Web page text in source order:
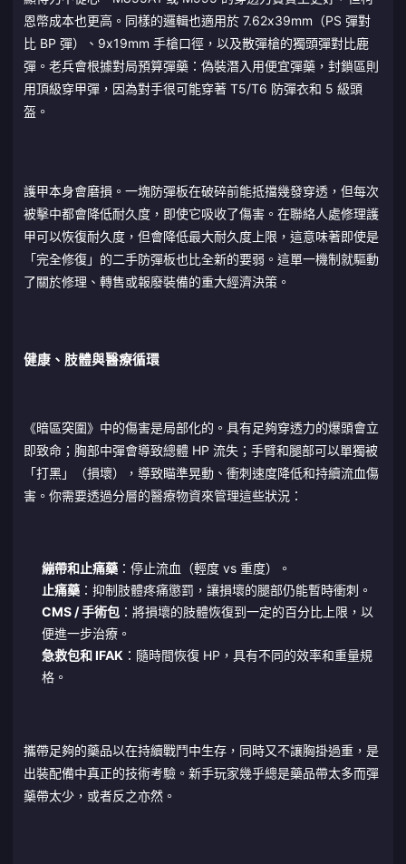
恩幣成本也更高。同樣的邏輯也適用於 7.62x39mm（PS 彈對
比 BP 彈）、9x19mm 手槍口徑，以及散彈槍的獨頭彈對比鹿
彈。老兵會根據對局預算彈藥：偽裝潛入用便宜彈藥，封鎖區則
用頂級穿甲彈，因為對手很可能穿著 T5/T6 防彈衣和 5 級頭
盔。
護甲本身會磨損。一塊防彈板在破碎前能抵擋幾發穿透，但每次
被擊中都會降低耐久度，即使它吸收了傷害。在聯絡人處修理護
甲可以恢復耐久度，但會降低最大耐久度上限，這意味著即使是
「完全修復」的二手防彈板也比全新的要弱。這單一機制就驅動
了關於修理、轉售或報廢裝備的重大經濟決策。
健康、肢體與醫療循環
《暗區突圍》中的傷害是局部化的。具有足夠穿透力的爆頭會立
即致命；胸部中彈會導致總體 HP 流失；手臂和腿部可以單獨被
「打黑」（損壞），導致瞄準晃動、衝刺速度降低和持續流血傷
害。你需要透過分層的醫療物資來管理這些狀況：
繃帶和止痛藥：停止流血（輕度 vs 重度）。
止痛藥：抑制肢體疼痛懲罰，讓損壞的腿部仍能暫時衝刺。
CMS / 手術包：將損壞的肢體恢復到一定的百分比上限，以
便進一步治療。
急救包和 IFAK ：隨時間恢復 HP，具有不同的效率和重量規
格。
攜帶足夠的藥品以在持續戰鬥中生存，同時又不讓胸掛過重，是
出裝配備中真正的技術考驗。新手玩家幾乎總是藥品帶太多而彈
藥帶太少，或者反之亦然。